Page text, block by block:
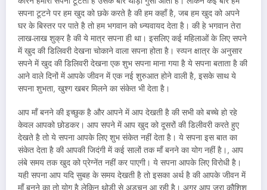
सपना टूटने पर हम खुद को छके करते है की हम कहाँ है, जब हम खुद को अपने
घर के बिस्तर पर पाते है तो हम भगवान को ध्न्यवायद देता है। की हे भगवान तेरा
लाख-लाख शुक्र है की ये मात्र सपना ही था। इसलिए कई महिलाओं के लिए सपने
में खुद की डिलिवरी देखना चोकाने वाला सपना होता है। स्व्पन क्षात्र के अनुसार
सपने में खुद की डिलिवरी देखना एक शुभ सपना माना गया है ये सपना बताता है की
आने वाले दिनों में आपके जीवन में एक नई शुरुआत होने वाली है, इसके साथ ये
सपना शुभता, खुश्ग खबर मिलने का संकेत भी देता है।
आप माँ बनने की इच्छुक है और आपने में आप देखती है की सभी को बच्चे हो रहे
केवल आपको छोडकर। आप सपने में आप खुद को दूसरों की डिलीवरी करते हुए
देखते है तो ये सपना आपके लिए शुभ संकेत नहीं देता है। ये सपना इस बात का
संकेत देता है की आपकी जिदंगी में कई सालों तक माँ बनने का योग नहीं है।, आप
लंबे समय तक खुद को प्रेग्नेंत नहीं कर पाएगी। ये सपना आपके लिए विरोधी है।
यही सपना आप यदि सुबह के समय देखती है तो इसका अर्थ है की आपके जीवन में